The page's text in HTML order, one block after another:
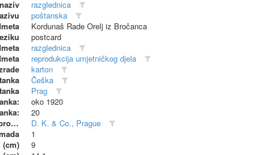
razglednica
poštanska
Kordunaš Rade Orelj iz Bročanca
postcard
razglednica
reprodukcija umjetničkog djela
karton
Češka
Prag
oko 1920
20
Autorska radionica (proizvođač)
D. K. & Co., Prague
1
(cm)
9